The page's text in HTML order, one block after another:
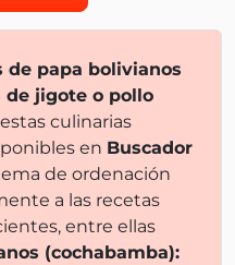
de papa bolivianos
de jigote o pollo
culinarias
en Buscador
de ordenación
a las recetas
entre ellas
(cochabamba):